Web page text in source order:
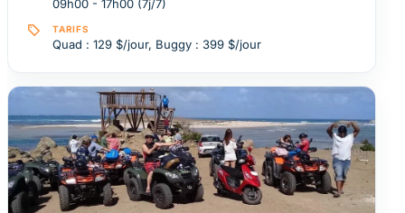
09h00 - 17h00 (7j/7)
TARIFS
Quad : 129 $/jour, Buggy : 399 $/jour